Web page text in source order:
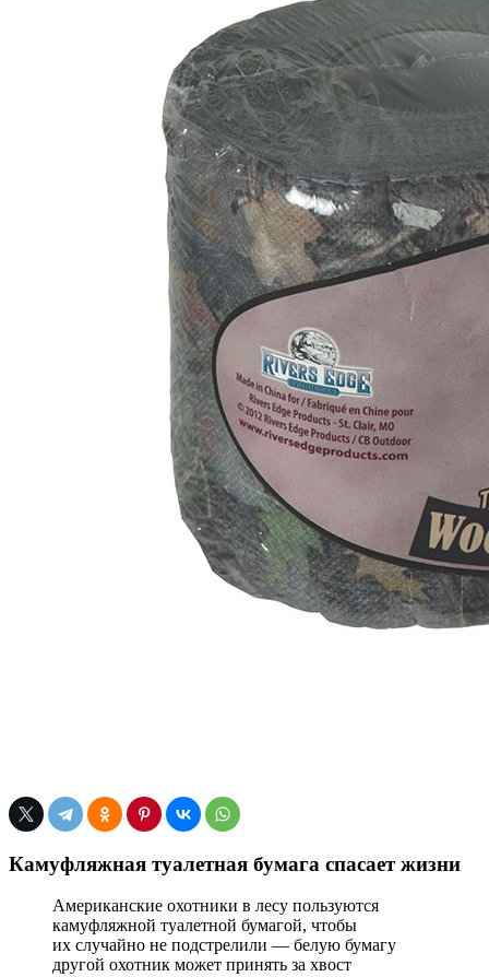
Камуфляжная туалетная бумага спасает жизни
Американские охотники в лесу пользуются
камуфляжной туалетной бумагой, чтобы
их случайно не подстрелили — белую бумагу
другой охотник может принять за хвост